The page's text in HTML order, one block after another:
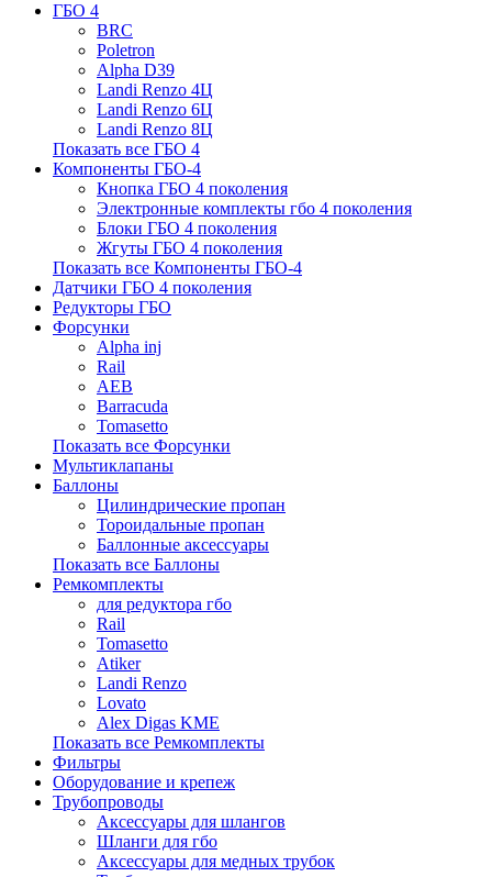
ГБО 4
BRC
Poletron
Alpha D39
Landi Renzo 4Ц
Landi Renzo 6Ц
Landi Renzo 8Ц
Показать все ГБО 4
Компоненты ГБО-4
Кнопка ГБО 4 поколения
Электронные комплекты гбо 4 поколения
Блоки ГБО 4 поколения
Жгуты ГБО 4 поколения
Показать все Компоненты ГБО-4
Датчики ГБО 4 поколения
Редукторы ГБО
Форсунки
Alpha inj
Rail
AEB
Barracuda
Tomasetto
Показать все Форсунки
Мультиклапаны
Баллоны
Цилиндрические пропан
Тороидальные пропан
Баллонные аксессуары
Показать все Баллоны
Ремкомплекты
для редуктора гбо
Rail
Tomasetto
Atiker
Landi Renzo
Lovato
Alex Digas KME
Показать все Ремкомплекты
Фильтры
Оборудование и крепеж
Трубопроводы
Аксессуары для шлангов
Шланги для гбо
Аксессуары для медных трубок